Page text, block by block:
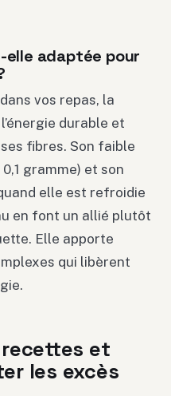
elle adaptée pour
vos repas, la
durable et
fibres. Son faible
gramme) et son
elle est refroidie
en font un allié plutôt
Elle apporte
qui libèrent
recettes et
les excès